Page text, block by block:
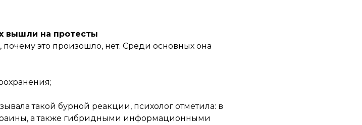
вышли на протесты
это произошло, нет. Среди основных она
такой бурной реакции, психолог отметила: в
а также гибридными информационными